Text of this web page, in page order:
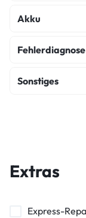
Display
Akku
Akku
Fehlerdiagnose
Fehlerdiagnose
Sonstiges
Powerbutton
Extras
Express-